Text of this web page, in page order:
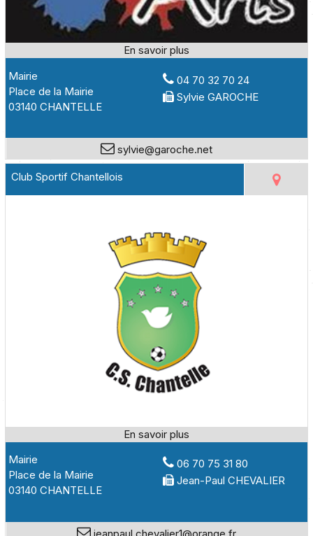
Mairie
Place de la Mairie
03140 CHANTELLE
04 70 32 70 24
Sylvie GAROCHE
sylvie@garoche.net
Club Sportif Chantellois
Mairie
Place de la Mairie
03140 CHANTELLE
06 70 75 31 80
Jean-Paul CHEVALIER
jeanpaul.chevalier1@orange.fr